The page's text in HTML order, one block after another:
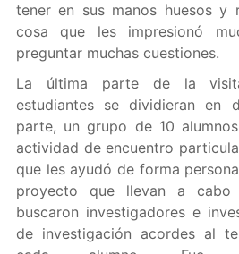
tener en sus manos huesos y
cosa que les impresionó
preguntar muchas cuestiones.
La última parte de la
estudiantes se dividieran en
parte, un grupo de 10
actividad de encuentro
que les ayudó de forma
proyecto que llevan a
buscaron investigadores e
de investigación acordes al